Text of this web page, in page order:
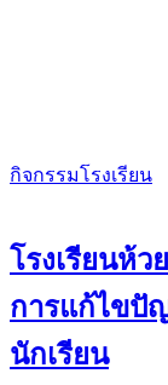
กิจกรรมโรงเรียน
โรงเรียนห้
การแก้ไขปั
นักเรียน